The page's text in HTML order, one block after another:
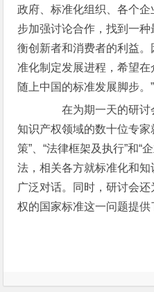
政府、标准化组织、各个
步加强讨论合作，找到一
衡创新者和消费者的利益
准化制定发展进程，希望
随上中国的标准发展脚步。”
在为期一天的研讨
知识产权领域的数十位专家
策”、“法律框架及执行”和“
法，相关各方就标准化和
广泛对话。同时，研讨会
权的国家标准这一问题提供